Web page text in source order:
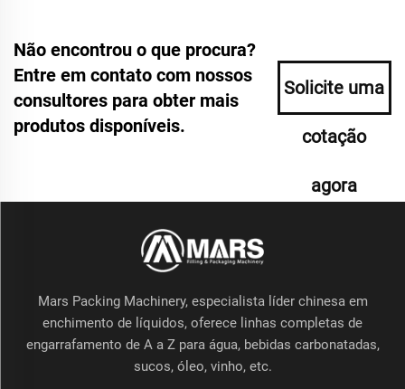
Não encontrou o que procura?
Entre em contato com nossos
consultores para obter mais
produtos disponíveis.
Solicite uma
cotação
agora
Mars Packing Machinery, especialista líder chinesa em
enchimento de líquidos, oferece linhas completas de
engarrafamento de A a Z para água, bebidas carbonatadas,
sucos, óleo, vinho, etc.